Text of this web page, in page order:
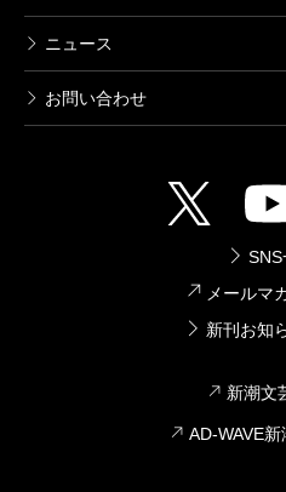
ニュース
お問い合わせ
メールマ
新刊お知
新潮文
AD-WAVE